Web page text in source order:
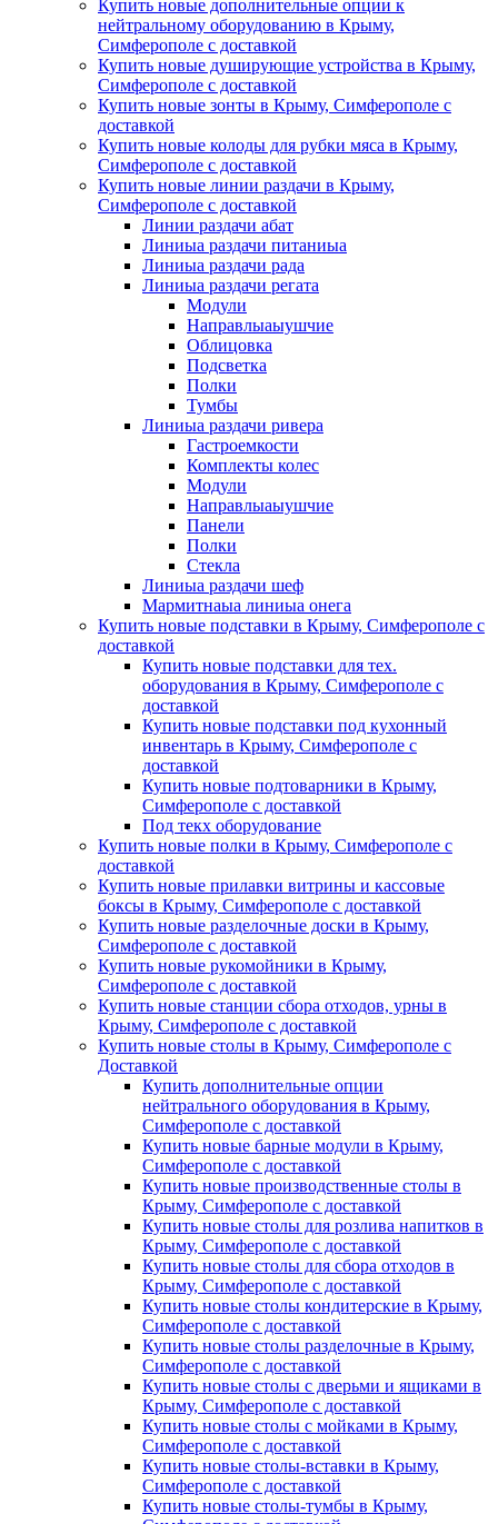
Купить новые дополнительные опции к
нейтральному оборудованию в Крыму,
Симферополе с доставкой
Купить новые душирующие устройства в Крыму,
Симферополе с доставкой
Купить новые зонты в Крыму, Симферополе с
доставкой
Купить новые колоды для рубки мяса в Крыму,
Симферополе с доставкой
Купить новые линии раздачи в Крыму,
Симферополе с доставкой
Линии раздачи абат
Линиыа раздачи питаниыа
Линиыа раздачи рада
Линиыа раздачи регата
Модули
Направлыаыушчие
Облицовка
Подсветка
Полки
Тумбы
Линиыа раздачи ривера
Гастроемкости
Комплекты колес
Модули
Направлыаыушчие
Панели
Полки
Стекла
Линиыа раздачи шеф
Мармитнаыа линиыа онега
Купить новые подставки в Крыму, Симферополе с
доставкой
Купить новые подставки для тех.
оборудования в Крыму, Симферополе с
доставкой
Купить новые подставки под кухонный
инвентарь в Крыму, Симферополе с
доставкой
Купить новые подтоварники в Крыму,
Симферополе с доставкой
Под текх оборудование
Купить новые полки в Крыму, Симферополе с
доставкой
Купить новые прилавки витрины и кассовые
боксы в Крыму, Симферополе с доставкой
Купить новые разделочные доски в Крыму,
Симферополе с доставкой
Купить новые рукомойники в Крыму,
Симферополе с доставкой
Купить новые станции сбора отходов, урны в
Крыму, Симферополе с доставкой
Купить новые столы в Крыму, Симферополе с
Доставкой
Купить дополнительные опции
нейтрального оборудования в Крыму,
Симферополе с доставкой
Купить новые барные модули в Крыму,
Симферополе с доставкой
Купить новые производственные столы в
Крыму, Симферополе с доставкой
Купить новые столы для розлива напитков в
Крыму, Симферополе с доставкой
Купить новые столы для сбора отходов в
Крыму, Симферополе с доставкой
Купить новые столы кондитерские в Крыму,
Симферополе с доставкой
Купить новые столы разделочные в Крыму,
Симферополе с доставкой
Купить новые столы с дверьми и ящиками в
Крыму, Симферополе с доставкой
Купить новые столы с мойками в Крыму,
Симферополе с доставкой
Купить новые столы-вставки в Крыму,
Симферополе с доставкой
Купить новые столы-тумбы в Крыму,